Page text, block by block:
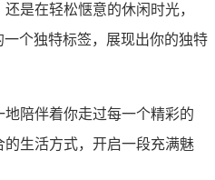
是在轻松惬意的休闲时光，
个独特标签，展现出你的独特
陪伴着你走过每一个精彩的
生活方式，开启一段充满魅